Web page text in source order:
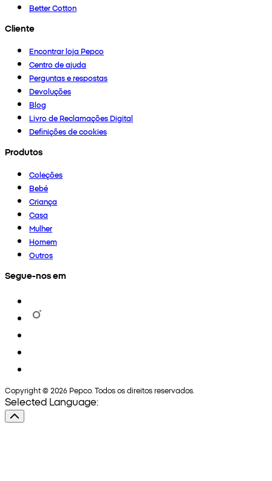
Better Cotton
Cliente
Encontrar loja Pepco
Centro de ajuda
Perguntas e respostas
Devoluções
Blog
Livro de Reclamações Digital
Definições de cookies
Produtos
Coleções
Bebé
Criança
Casa
Mulher
Homem
Outros
Segue-nos em
Copyright © 2026 Pepco. Todos os direitos reservados.
Selected Language: